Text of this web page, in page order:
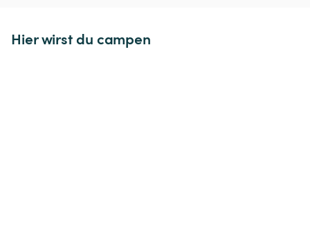
Hier wirst du campen